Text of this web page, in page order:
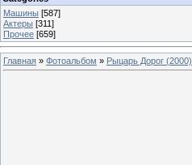
Машины [587]
Актеры [311]
Прочее [659]
Главная » Фотоальбом » Рыцарь Дорог (2000)